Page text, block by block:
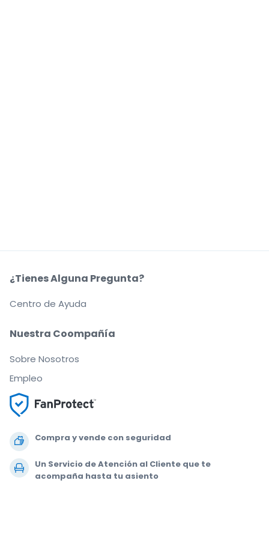
Compra y vende con seguridad
Un Servicio de Atención al Cliente que te
acompaña hasta tu asiento
Nuestra Coompañía
Sobre Nosotros
Empleo
¿Tienes Alguna Pregunta?
Centro de Ayuda